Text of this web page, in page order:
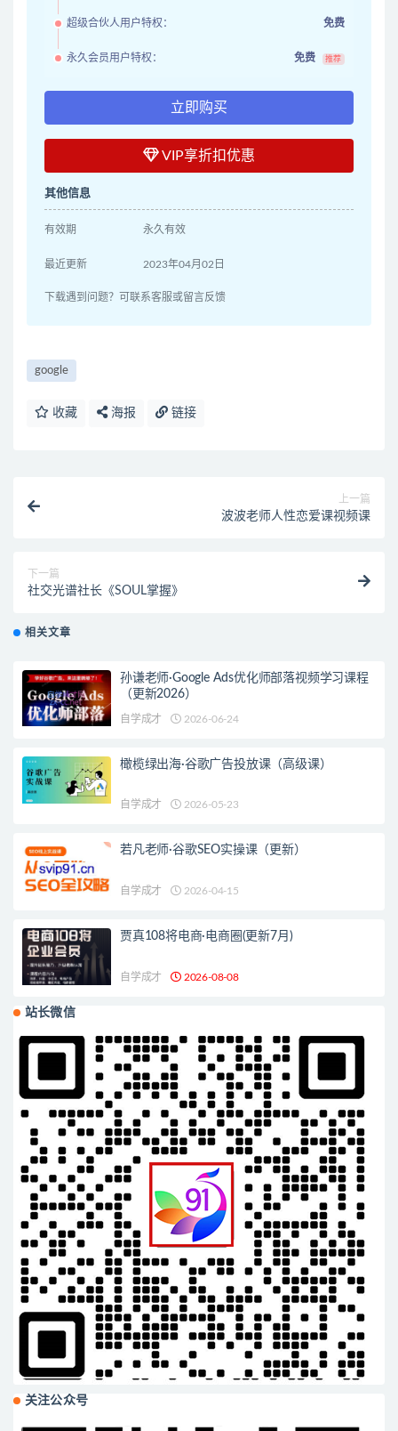
超级合伙人用户特权： 免费
永久会员用户特权： 免费 推荐
立即购买
VIP享折扣优惠
其他信息
有效期 永久有效
最近更新 2023年04月02日
下载遇到问题？可联系客服或留言反馈
google
收藏 海报 链接
上一篇
波波老师人性恋爱课视频课
下一篇
社交光谱社长《SOUL掌握》
相关文章
孙谦老师·Google Ads优化师部落视频学习课程
（更新2026）
自学成才 2026-06-24
橄榄绿出海·谷歌广告投放课（高级课）
自学成才 2026-05-23
若凡老师·谷歌SEO实操课（更新）
自学成才 2026-04-15
贾真108将电商·电商圈(更新7月)
自学成才 2026-08-08
站长微信
关注公众号